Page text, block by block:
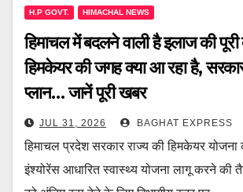
H.P GOVT. HIMACHAL NEWS
हिमाचल में बदलने वाली है इलाज की पूरी
हिमकेयर की जगह क्या आ रहा है,
प्लान… जानें पूरी खबर
JUL 31, 2026 BAGHAT EXPRESS
हिमाचल प्रदेश सरकार राज्य की हिमकेयर
इंश्योरेंस आधारित स्वास्थ्य योजना लागू करने की